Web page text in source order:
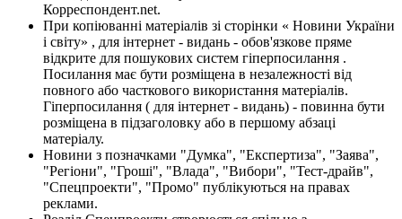
Корреспондент.net.
При копіюванні матеріалів зі сторінки « Новини України
і світу» , для інтернет - видань - обов'язкове пряме
відкрите для пошукових систем гіперпосилання .
Посилання має бути розміщена в незалежності від
повного або часткового використання матеріалів.
Гіперпосилання ( для інтернет - видань) - повинна бути
розміщена в підзаголовку або в першому абзаці
матеріалу.
Новини з позначками "Думка", "Експертиза", "Заява",
"Регіони", "Гроші", "Влада", "Вибори", "Тест-драйв",
"Спецпроекти", "Промо" публікуються на правах
реклами.